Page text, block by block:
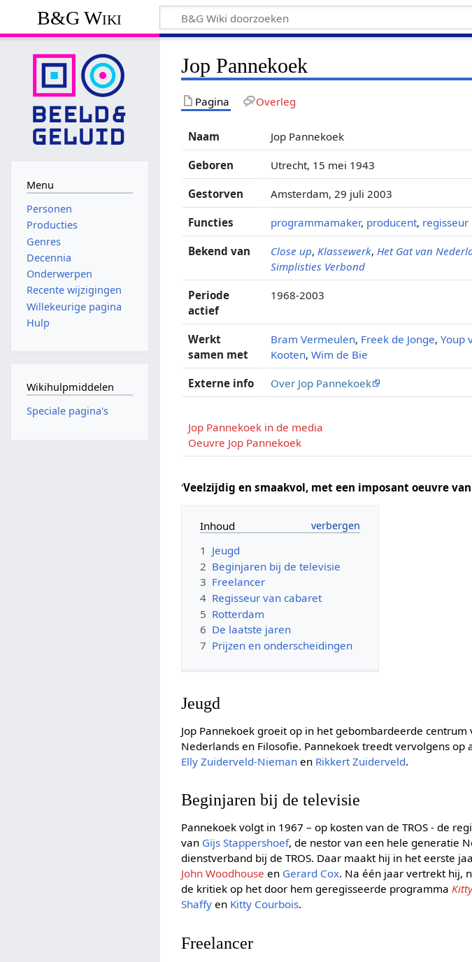
B&G Wiki
Jop Pannekoek
Pagina Overleg
Naam Jop Pannekoek
Geboren Utrecht, 15 mei 1943
Gestorven Amsterdam, 29 juli 2003
Functies programmamaker, producent, regisseur
Bekend van Close up, Klassewerk, Het Gat van
Simplisties Verbond
Periode
actief
1968-2003
Werkt
samen met
Bram Vermeulen, Freek de Jonge,Youp
Kooten,Wim de Bie
Externe info Over Jop Pannekoek
Jop Pannekoek in de media
Oeuvre Jop Pannekoek
'Veelzijdig en smaakvol, met een imposant oeuvre
Inhoud
1 Jeugd
2 Beginjaren bij de televisie
3 Freelancer
4 Regisseur van cabaret
5 Rotterdam
6 De laatste jaren
7 Prijzen en onderscheidingen
Jeugd
Jop Pannekoek groeit op in het gebombardeerde
Nederlands en Filosofie. Pannekoek treedt vervolgens
Elly Zuiderveld-Nieman en Rikkert Zuiderveld.
Beginjaren bij de televisie
Pannekoek volgt in 1967 – op kosten van de TROS - de
van Gijs Stappershoef, de nestor van een hele generatie
dienstverband bij de TROS. Daar maakt hij in het eerste
John Woodhouse en Gerard Cox. Na één jaar vertrekt hij,
de kritiek op het door hem geregisseerde programma
Shaffy en Kitty Courbois.
Freelancer
Menu
Personen
Producties
Genres
Decennia
Onderwerpen
Recente wijzigingen
Willekeurige pagina
Hulp
Wikihulpmiddelen
Speciale pagina's